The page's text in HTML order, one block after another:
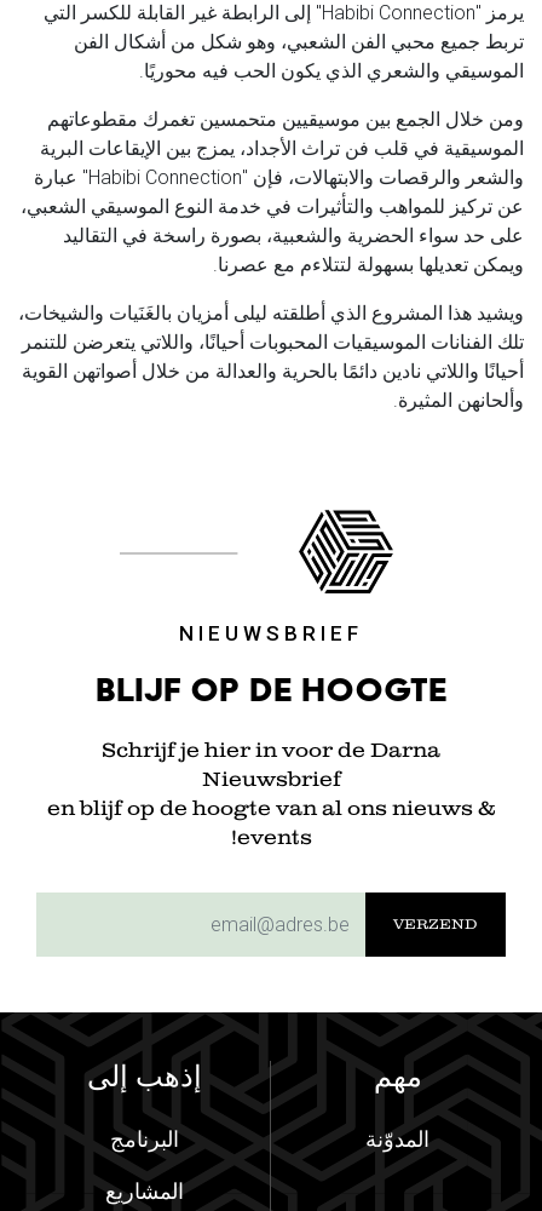
يرمز "Habibi Connection" إلى الرابطة غير القابلة للكسر التي
تربط جميع محبي الفن الشعبي، وهو شكل من أشكال الفن
الموسيقي والشعري الذي يكون الحب فيه محوريًا.
ومن خلال الجمع بين موسيقيين متحمسين تغمرك مقطوعاتهم
الموسيقية في قلب فن تراث الأجداد، يمزج بين الإيقاعات البرية
والشعر والرقصات والابتهالات، فإن "Habibi Connection" عبارة
عن تركيز للمواهب والتأثيرات في خدمة النوع الموسيقي الشعبي،
على حد سواء الحضرية والشعبية، بصورة راسخة في التقاليد
ويمكن تعديلها بسهولة لتتلاءم مع عصرنا.
ويشيد هذا المشروع الذي أطلقته ليلى أمزيان بالغَنَيات والشيخات،
تلك الفنانات الموسيقيات المحبوبات أحيانًا، واللاتي يتعرضن للتنمر
أحيانًا واللاتي نادين دائمًا بالحرية والعدالة من خلال أصواتهن القوية
وألحانهن المثيرة.
NIEUWSBRIEF
Blijf op de hoogte
Schrijf je hier in voor de Darna
Nieuwsbrief
en blijf op de hoogte van al ons nieuws &
events!
إذهب إلى
البرنامج
المشاريع
مهم
المدوّنة